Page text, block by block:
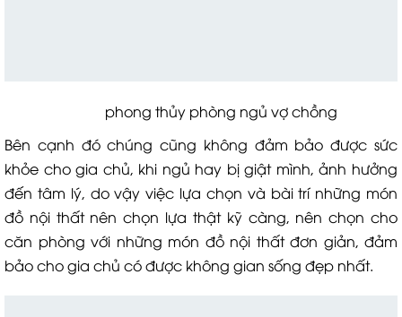
phong thủy phòng ngủ vợ chồng
Bên cạnh đó chúng cũng không đảm bảo được sức
khỏe cho gia chủ, khi ngủ hay bị giật mình, ảnh hưởng
đến tâm lý, do vậy việc lựa chọn và bài trí những món
đồ nội thất nên chọn lựa thật kỹ càng, nên chọn cho
căn phòng với những món đồ nội thất đơn giản, đảm
bảo cho gia chủ có được không gian sống đẹp nhất.